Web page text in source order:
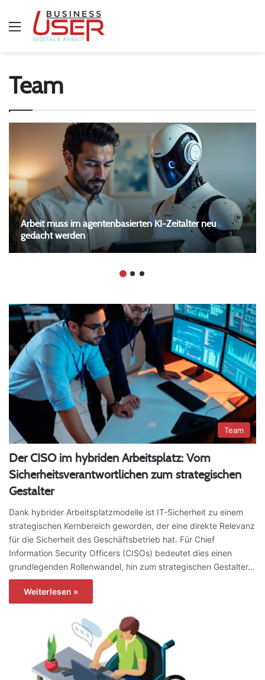
Menü
Team
Arbeit muss im agentenbasierten KI-Zeitalter neu
gedacht werden
Team
Der CISO im hybriden Arbeitsplatz: Vom
Sicherheitsverantwortlichen zum strategischen
Gestalter
Dank hybrider Arbeitsplatzmodelle ist IT-Sicherheit zu einem
strategischen Kernbereich geworden, der eine direkte Relevanz
für die Sicherheit des Geschäftsbetrieb hat. Für Chief
Information Security Officers (CISOs) bedeutet dies einen
grundlegenden Rollenwandel, hin zum strategischen Gestalter…
Weiterlesen »